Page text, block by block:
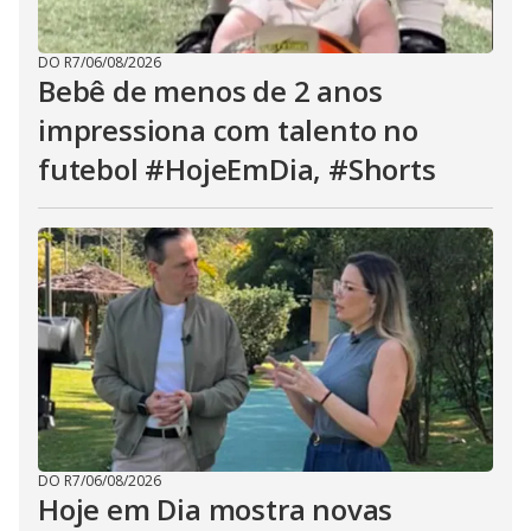
DO R7/06/08/2026
Bebê de menos de 2 anos
impressiona com talento no
futebol #HojeEmDia, #Shorts
DO R7/06/08/2026
Hoje em Dia mostra novas